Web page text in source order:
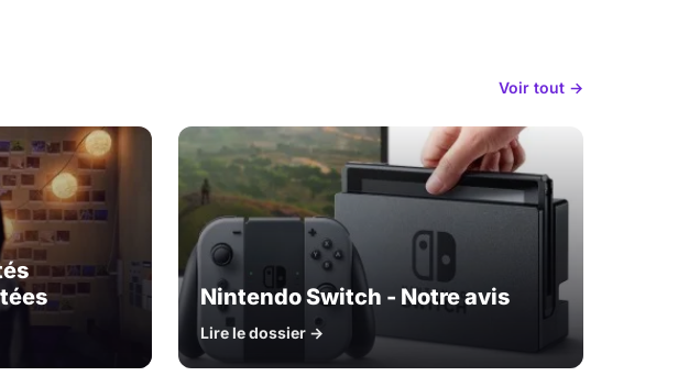
Voir tout →
Nintendo Switch - Notre avis
Lire le dossier →